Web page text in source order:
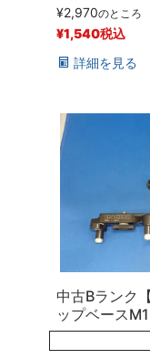
¥2,970のところ
¥1,540税込
詳細を見る
中古Bランク
ップベースM1